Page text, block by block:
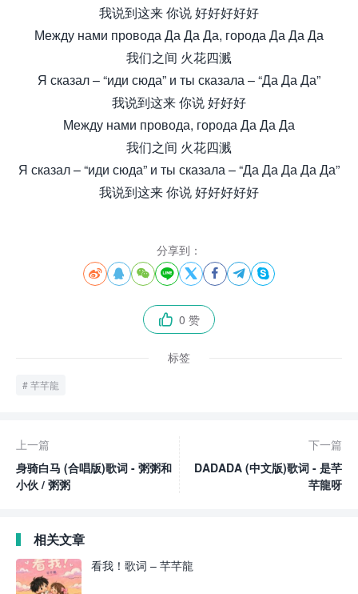
我说到这来 你说 好好好好好
Между нами провода Да Да Да, города Да Да Да
我们之间 火花四溅
Я сказал – “иди сюда” и ты сказала – “Да Да Да”
我说到这来 你说 好好好
Между нами провода, города Да Да Да
我们之间 火花四溅
Я сказал – “иди сюда” и ты сказала – “Да Да Да Да Да”
我说到这来 你说 好好好好好
分享到：
       
 0 赞
标签
芊芊龍
上一篇
身骑白马 (合唱版)歌词 - 粥粥和
小伙 / 粥粥
下一篇
DADADA (中文版)歌词 - 是芊
芊龍呀
相关文章
看我！歌词 – 芊芊龍